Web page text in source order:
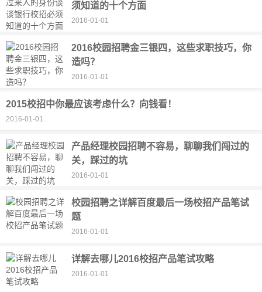
须知道的十个方面
2016-01-01
2016校园招聘金三银四，这些求职技巧，你
造吗？
2016-01-01
2015校招中你最应该考虑什么？向钱看！
2016-01-01
产品经理校园招聘不容易，聊聊我们闯过的
关，踩过的坑
2016-01-01
校园招聘之详解百度最后一场校招产品笔试
题
2016-01-01
详解去哪儿2016校招产品笔试攻略
2016-01-01